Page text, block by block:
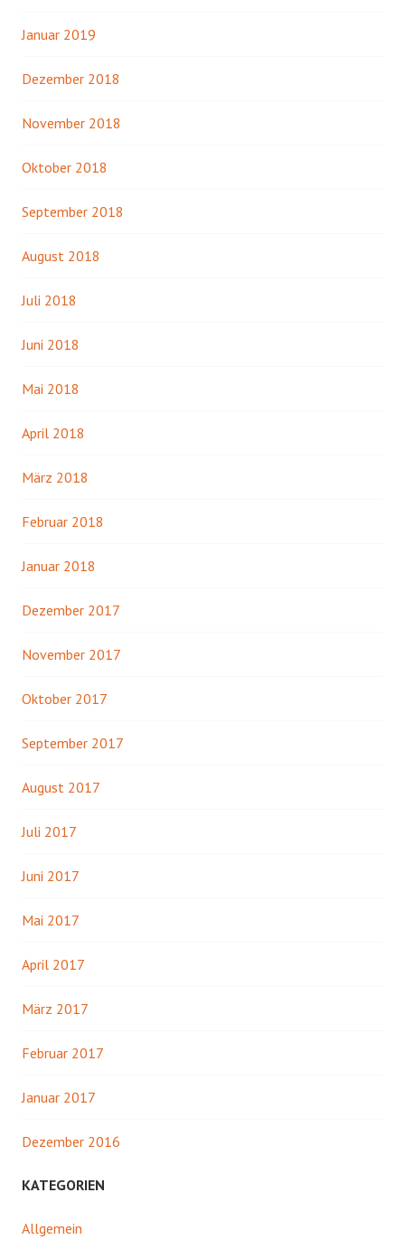
Januar 2019
Dezember 2018
November 2018
Oktober 2018
September 2018
August 2018
Juli 2018
Juni 2018
Mai 2018
April 2018
März 2018
Februar 2018
Januar 2018
Dezember 2017
November 2017
Oktober 2017
September 2017
August 2017
Juli 2017
Juni 2017
Mai 2017
April 2017
März 2017
Februar 2017
Januar 2017
Dezember 2016
KATEGORIEN
Allgemein